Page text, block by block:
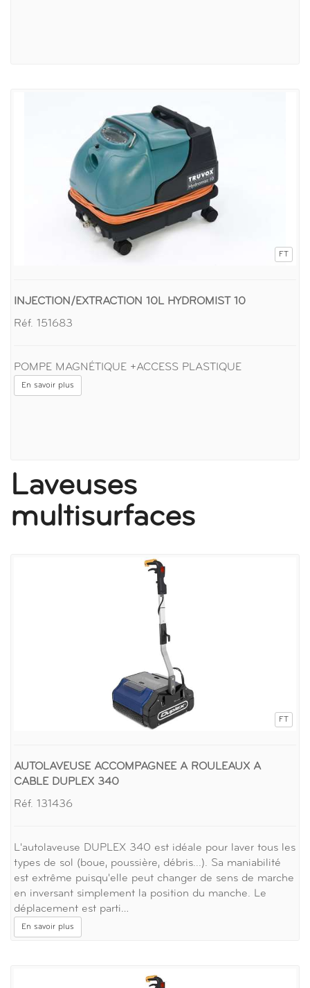
FT
INJECTION/EXTRACTION 10L HYDROMIST 10
Réf. 151683
POMPE MAGNÉTIQUE +ACCESS PLASTIQUE
En savoir plus
Laveuses
multisurfaces
FT
AUTOLAVEUSE ACCOMPAGNEE A ROULEAUX A
CABLE DUPLEX 340
Réf. 131436
L'autolaveuse DUPLEX 340 est idéale pour laver tous les
types de sol (boue, poussière, débris...). Sa maniabilité
est extrême puisqu'elle peut changer de sens de marche
en inversant simplement la position du manche. Le
déplacement est parti…
En savoir plus